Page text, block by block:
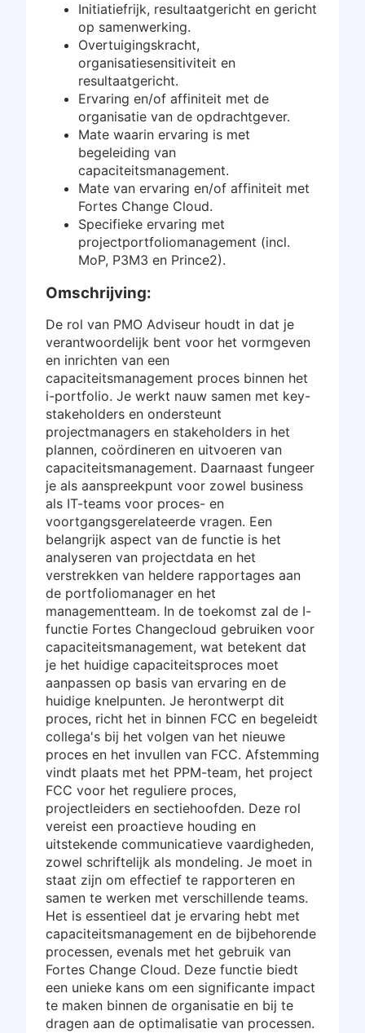
Initiatiefrijk, resultaatgericht en gericht
op samenwerking.
Overtuigingskracht,
organisatiesensitiviteit en
resultaatgericht.
Ervaring en/of affiniteit met de
organisatie van de opdrachtgever.
Mate waarin ervaring is met
begeleiding van
capaciteitsmanagement.
Mate van ervaring en/of affiniteit met
Fortes Change Cloud.
Specifieke ervaring met
projectportfoliomanagement (incl.
MoP, P3M3 en Prince2).
Omschrijving:
De rol van PMO Adviseur houdt in dat je
verantwoordelijk bent voor het vormgeven
en inrichten van een
capaciteitsmanagement proces binnen het
i-portfolio. Je werkt nauw samen met key-
stakeholders en ondersteunt
projectmanagers en stakeholders in het
plannen, coördineren en uitvoeren van
capaciteitsmanagement. Daarnaast fungeer
je als aanspreekpunt voor zowel business
als IT-teams voor proces- en
voortgangsgerelateerde vragen. Een
belangrijk aspect van de functie is het
analyseren van projectdata en het
verstrekken van heldere rapportages aan
de portfoliomanager en het
managementteam. In de toekomst zal de I-
functie Fortes Changecloud gebruiken voor
capaciteitsmanagement, wat betekent dat
je het huidige capaciteitsproces moet
aanpassen op basis van ervaring en de
huidige knelpunten. Je herontwerpt dit
proces, richt het in binnen FCC en begeleidt
collega's bij het volgen van het nieuwe
proces en het invullen van FCC. Afstemming
vindt plaats met het PPM-team, het project
FCC voor het reguliere proces,
projectleiders en sectiehoofden. Deze rol
vereist een proactieve houding en
uitstekende communicatieve vaardigheden,
zowel schriftelijk als mondeling. Je moet in
staat zijn om effectief te rapporteren en
samen te werken met verschillende teams.
Het is essentieel dat je ervaring hebt met
capaciteitsmanagement en de bijbehorende
processen, evenals met het gebruik van
Fortes Change Cloud. Deze functie biedt
een unieke kans om een significante impact
te maken binnen de organisatie en bij te
dragen aan de optimalisatie van processen.